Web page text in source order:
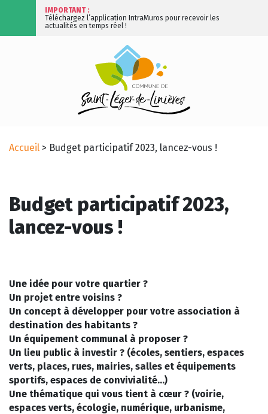
IMPORTANT :
Téléchargez l’application IntraMuros pour recevoir les
actualités en temps réel !
Accueil > Budget participatif 2023, lancez-vous !
Budget participatif 2023,
lancez-vous !
Une idée pour votre quartier ?
Un projet entre voisins ?
Un concept à développer pour votre association à
destination des habitants ?
Un équipement communal à proposer ?
Un lieu public à investir ? (écoles, sentiers, espaces
verts, places, rues, mairies, salles et équipements
sportifs, espaces de convivialité…)
Une thématique qui vous tient à cœur ? (voirie,
espaces verts, écologie, numérique, urbanisme,